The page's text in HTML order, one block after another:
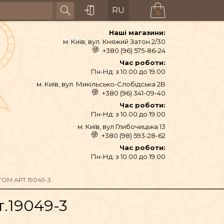
RU 0
Наші магазини:
м. Київ, вул. Княжий Затон 2/30
+380 (96) 575-86-24
Час роботи:
Пн-Нд: з 10.00 до 19.00
м. Київ, вул. Микільсько-Слобідська 2B
+380 (96) 341-09-40
Час роботи:
Пн-Нд: з 10.00 до 19.00
м. Київ, вул Глибочицька 13
+380 (98) 593-28-62
Час роботи:
Пн-Нд: з 10.00 до 19.00
ТА ДЗВОНИ
АРТ.19049-3
3